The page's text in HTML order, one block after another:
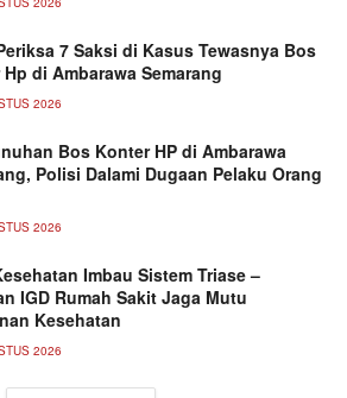
7 Saksi di Kasus Tewasnya Bos
di Ambarawa Semarang
2026
Bos Konter HP di Ambarawa
Polisi Dalami Dugaan Pelaku Orang
2026
Imbau Sistem Triase –
IGD Rumah Sakit Jaga Mutu
Kesehatan
2026